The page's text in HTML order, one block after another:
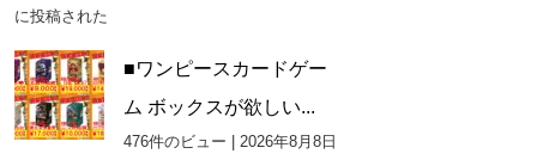
に投稿された
■ワンピースカードゲー
ム ボックスが欲しい...
476件のビュー
2026年8月8日